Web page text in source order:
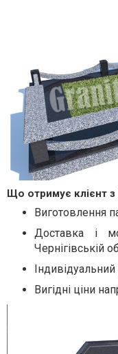
Що отримує клієнт з
Виготовлення
Доставка і
Чернігівській
Вигідні ціни